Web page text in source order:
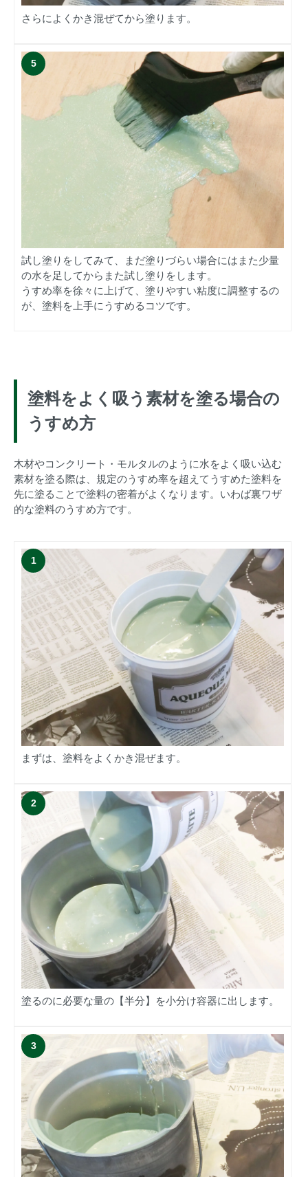
さらによくかき混ぜてから塗ります。
試し塗りをしてみて、まだ塗りづらい場合にはまた少量
の水を足してからまた試し塗りをします。
うすめ率を徐々に上げて、塗りやすい粘度に調整するの
が、塗料を上手にうすめるコツです。
塗料をよく吸う素材を塗る場合の
うすめ方
木材やコンクリート・モルタルのように水をよく吸い込む
素材を塗る際は、規定のうすめ率を超えてうすめた塗料を
先に塗ることで塗料の密着がよくなります。いわば裏ワザ
的な塗料のうすめ方です。
まずは、塗料をよくかき混ぜます。
塗るのに必要な量の【半分】を小分け容器に出します。